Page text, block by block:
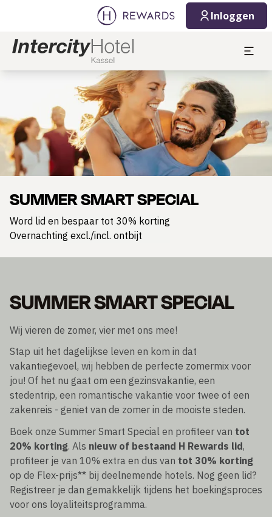
Inloggen
SUMMER SMART SPECIAL
Word lid en bespaar tot 30% korting
Overnachting excl./incl. ontbijt
SUMMER SMART SPECIAL
Wij vieren de zomer, vier met ons mee!
Stap uit het dagelijkse leven en kom in dat
vakantiegevoel, wij hebben de perfecte zomermix voor
jou! Of het nu gaat om een gezinsvakantie, een
stedentrip, een romantische vakantie voor twee of een
zakenreis - geniet van de zomer in de mooiste steden.
Boek onze Summer Smart Special en profiteer van tot
20% korting. Als nieuw of bestaand H Rewards lid,
profiteer je van 10% extra en dus van tot 30% korting
op de Flex-prijs** bij deelnemende hotels. Nog geen lid?
Registreer je dan gemakkelijk tijdens het boekingsproces
voor ons loyaliteitsprogramma.